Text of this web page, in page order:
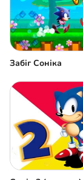
Забіг Соніка